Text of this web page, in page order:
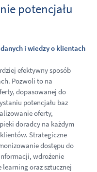
potencjału
i wiedzy o klientach
efektywny sposób
Pozwoli to na
dopasowanej do
potencjału baz
oferty,
doradcy na każdym
Strategiczne
dostępu do
wdrożenie
oraz sztucznej